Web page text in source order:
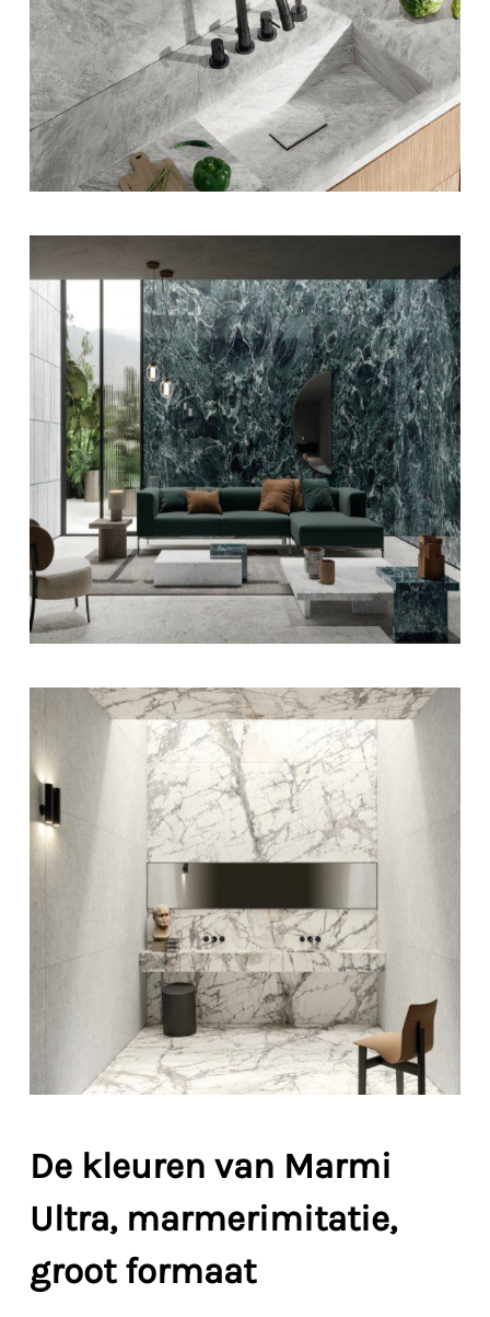
De kleuren van Marmi
Ultra, marmerimitatie,
groot formaat